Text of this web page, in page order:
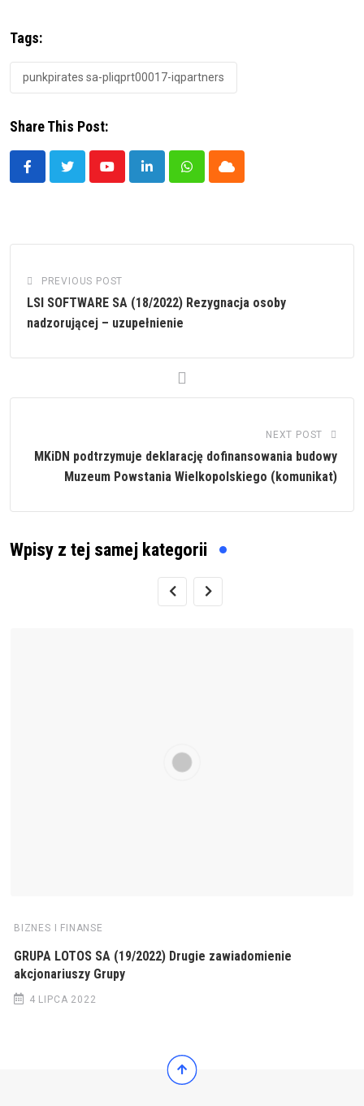
Tags:
punkpirates sa-pliqprt00017-iqpartners
Share This Post:
YoutubeLinkedInWhatsappCloud
PREVIOUS POST
LSI SOFTWARE SA (18/2022) Rezygnacja osoby
nadzorującej – uzupełnienie
NEXT POST
MKiDN podtrzymuje deklarację dofinansowania budowy
Muzeum Powstania Wielkopolskiego (komunikat)
Wpisy z tej samej kategorii
BIZNES I FINANSE
GRUPA LOTOS SA (19/2022) Drugie zawiadomienie
akcjonariuszy Grupy
4 LIPCA 2022